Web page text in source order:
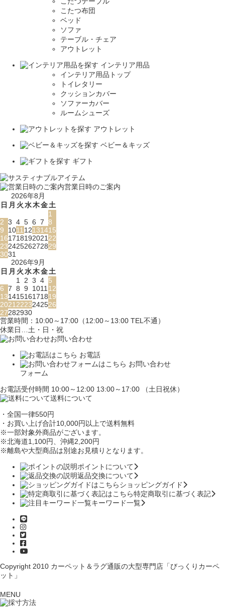
こたつ布団
ベッド
ソファ
テーブル・チェア
アウトレット
インテリア用品
インテリア用品トップ
トイレタリー
クッションカバー
ソファーカバー
ルームシューズ
アウトレット
ベビー＆キッズ
ギフト
営業日時のご案内
2026年8月
日 月 火水木金土
1
2 3 4 5 6 7 8
9
101112131415
16171819202122
23242526272829
3031
2026年9月
日 月 火水木金土
1 2 3 4 5
6 7 8 9 101112
13141516171819
20212223242526
27282930
営業時間：10:00～17:00（12:00～13:00 TEL不通）
休業日…土・日・祝
お問い合わせ
お電話
お問い合わせ
フォーム
お電話受付時間 10:00～12:00 13:00～17:00 （土日祝休）
送料について
・全国一律550円
・お買い上げ合計10,000円 以上で送料無料
※一部対象外商品がございます。
※北海道1,100円、沖縄2,200円
※離島や大型商品は別途お見積りとなります。
ポイントについて
返品交換について
ショッピングガイド
特定商取引に基づく表記
キーワード一覧
Copyright 2010 カーペット＆ラグ通販の大型専門店「びっくりカーペ
ット」
MENU